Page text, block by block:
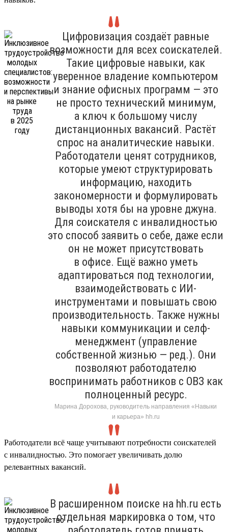
Цифровизация создаёт равные
возможности для всех соискателей.
Такие цифровые навыки, как
уверенное владение компьютером
и знание офисных программ — это
не просто технический минимум,
а ключ к большому числу
дистанционных вакансий. Растёт
спрос на аналитические навыки.
Работодатели ценят сотрудников,
которые умеют структурировать
информацию, находить
закономерности и формулировать
выводы хотя бы на уровне джуна.
Для соискателя с инвалидностью
это способ заявить о себе, даже если
он не может присутствовать
в офисе. Ещё важно уметь
адаптироваться под технологии,
взаимодействовать с ИИ-
инструментами и повышать свою
производительность. Также нужны
навыки коммуникации и селф-
менеджмент (управление
собственной жизнью — ред.). Они
позволяют работодателю
воспринимать работников с ОВЗ как
полноценный ресурс.
Марина Дорохова, руководитель направления «Навыки
и карьера» hh.ru
Работодатели всё чаще учитывают потребности соискателей
с инвалидностью. Это помогает увеличивать долю
релевантных вакансий.
В расширенном поиске на hh.ru есть
отдельная маркировка о том, что